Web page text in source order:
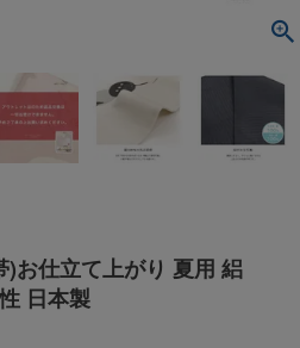
お仕立て上がり 夏用 絽
日本製